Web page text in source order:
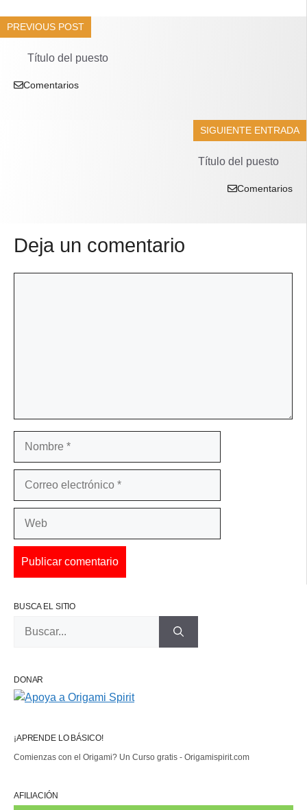
PREVIOUS POST
Título del puesto
Comentarios
SIGUIENTE ENTRADA
Título del puesto
Comentarios
Deja un comentario
BUSCA EL SITIO
DONAR
¡APRENDE LO BÁSICO!
Comienzas con el Origami? Un Curso gratis - Origamispirit.com
AFILIACIÓN